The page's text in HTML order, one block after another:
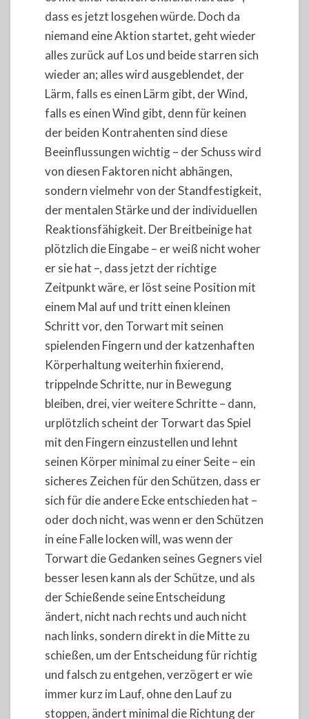
dass es jetzt losgehen würde. Doch da
niemand eine Aktion startet, geht wieder
alles zurück auf Los und beide starren sich
wieder an; alles wird ausgeblendet, der
Lärm, falls es einen Lärm gibt, der Wind,
falls es einen Wind gibt, denn für keinen
der beiden Kontrahenten sind diese
Beeinflussungen wichtig – der Schuss wird
von diesen Faktoren nicht abhängen,
sondern vielmehr von der Standfestigkeit,
der mentalen Stärke und der individuellen
Reaktionsfähigkeit. Der Breitbeinige hat
plötzlich die Eingabe – er weiß nicht woher
er sie hat –, dass jetzt der richtige
Zeitpunkt wäre, er löst seine Position mit
einem Mal auf und tritt einen kleinen
Schritt vor, den Torwart mit seinen
spielenden Fingern und der katzenhaften
Körperhaltung weiterhin fixierend,
trippelnde Schritte, nur in Bewegung
bleiben, drei, vier weitere Schritte – dann,
urplötzlich scheint der Torwart das Spiel
mit den Fingern einzustellen und lehnt
seinen Körper minimal zu einer Seite – ein
sicheres Zeichen für den Schützen, dass er
sich für die andere Ecke entschieden hat –
oder doch nicht, was wenn er den Schützen
in eine Falle locken will, was wenn der
Torwart die Gedanken seines Gegners viel
besser lesen kann als der Schütze, und als
der Schießende seine Entscheidung
ändert, nicht nach rechts und auch nicht
nach links, sondern direkt in die Mitte zu
schießen, um der Entscheidung für richtig
und falsch zu entgehen, verzögert er wie
immer kurz im Lauf, ohne den Lauf zu
stoppen, ändert minimal die Richtung der